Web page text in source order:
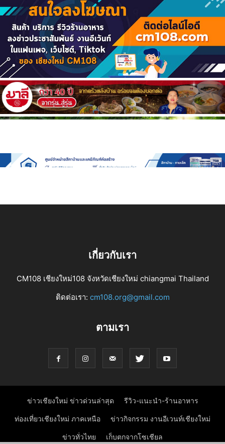
เกี่ยวกับเรา
CM108 เชียงใหม่108 จังหวัดเชียงใหม่ chiangmai Thailand
ติดต่อเรา: cm108.org@gmail.com
ตามเรา
ข่าวเชียงใหม่ ข่าวด่วนล่าสุด รีวิว-แนะนำ-ร้านอาหาร
ท่องเที่ยวเชียงใหม่ ภาคเหนือ ข่าวกิจกรรม งานอีเวนท์เชียงใหม่
ข่าวทั่วไทย เก็บตกจากโซเชียล